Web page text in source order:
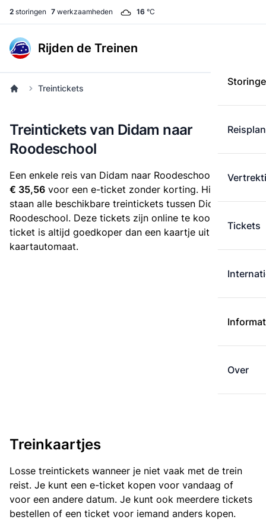
2 storingen 7 werkzaamheden 16 °C
Rijden de Treinen
Tickets
Over
Treintickets
Treintickets van Didam naar
Roodeschool
Een enkele reis van Didam naar Roodeschool kost
€ 35,56 voor een e-ticket zonder korting. Hieronder
staan alle beschikbare treintickets tussen Didam en
Roodeschool. Deze tickets zijn online te koop. Een e-
ticket is altijd goedkoper dan een kaartje uit de
kaartautomaat.
Treinkaartjes
Losse treintickets wanneer je niet vaak met de trein
reist. Je kunt een e-ticket kopen voor vandaag of
voor een andere datum. Je kunt ook meerdere tickets
bestellen of een ticket voor iemand anders kopen.